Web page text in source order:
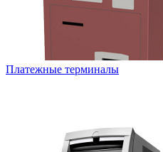
Платежные терминалы